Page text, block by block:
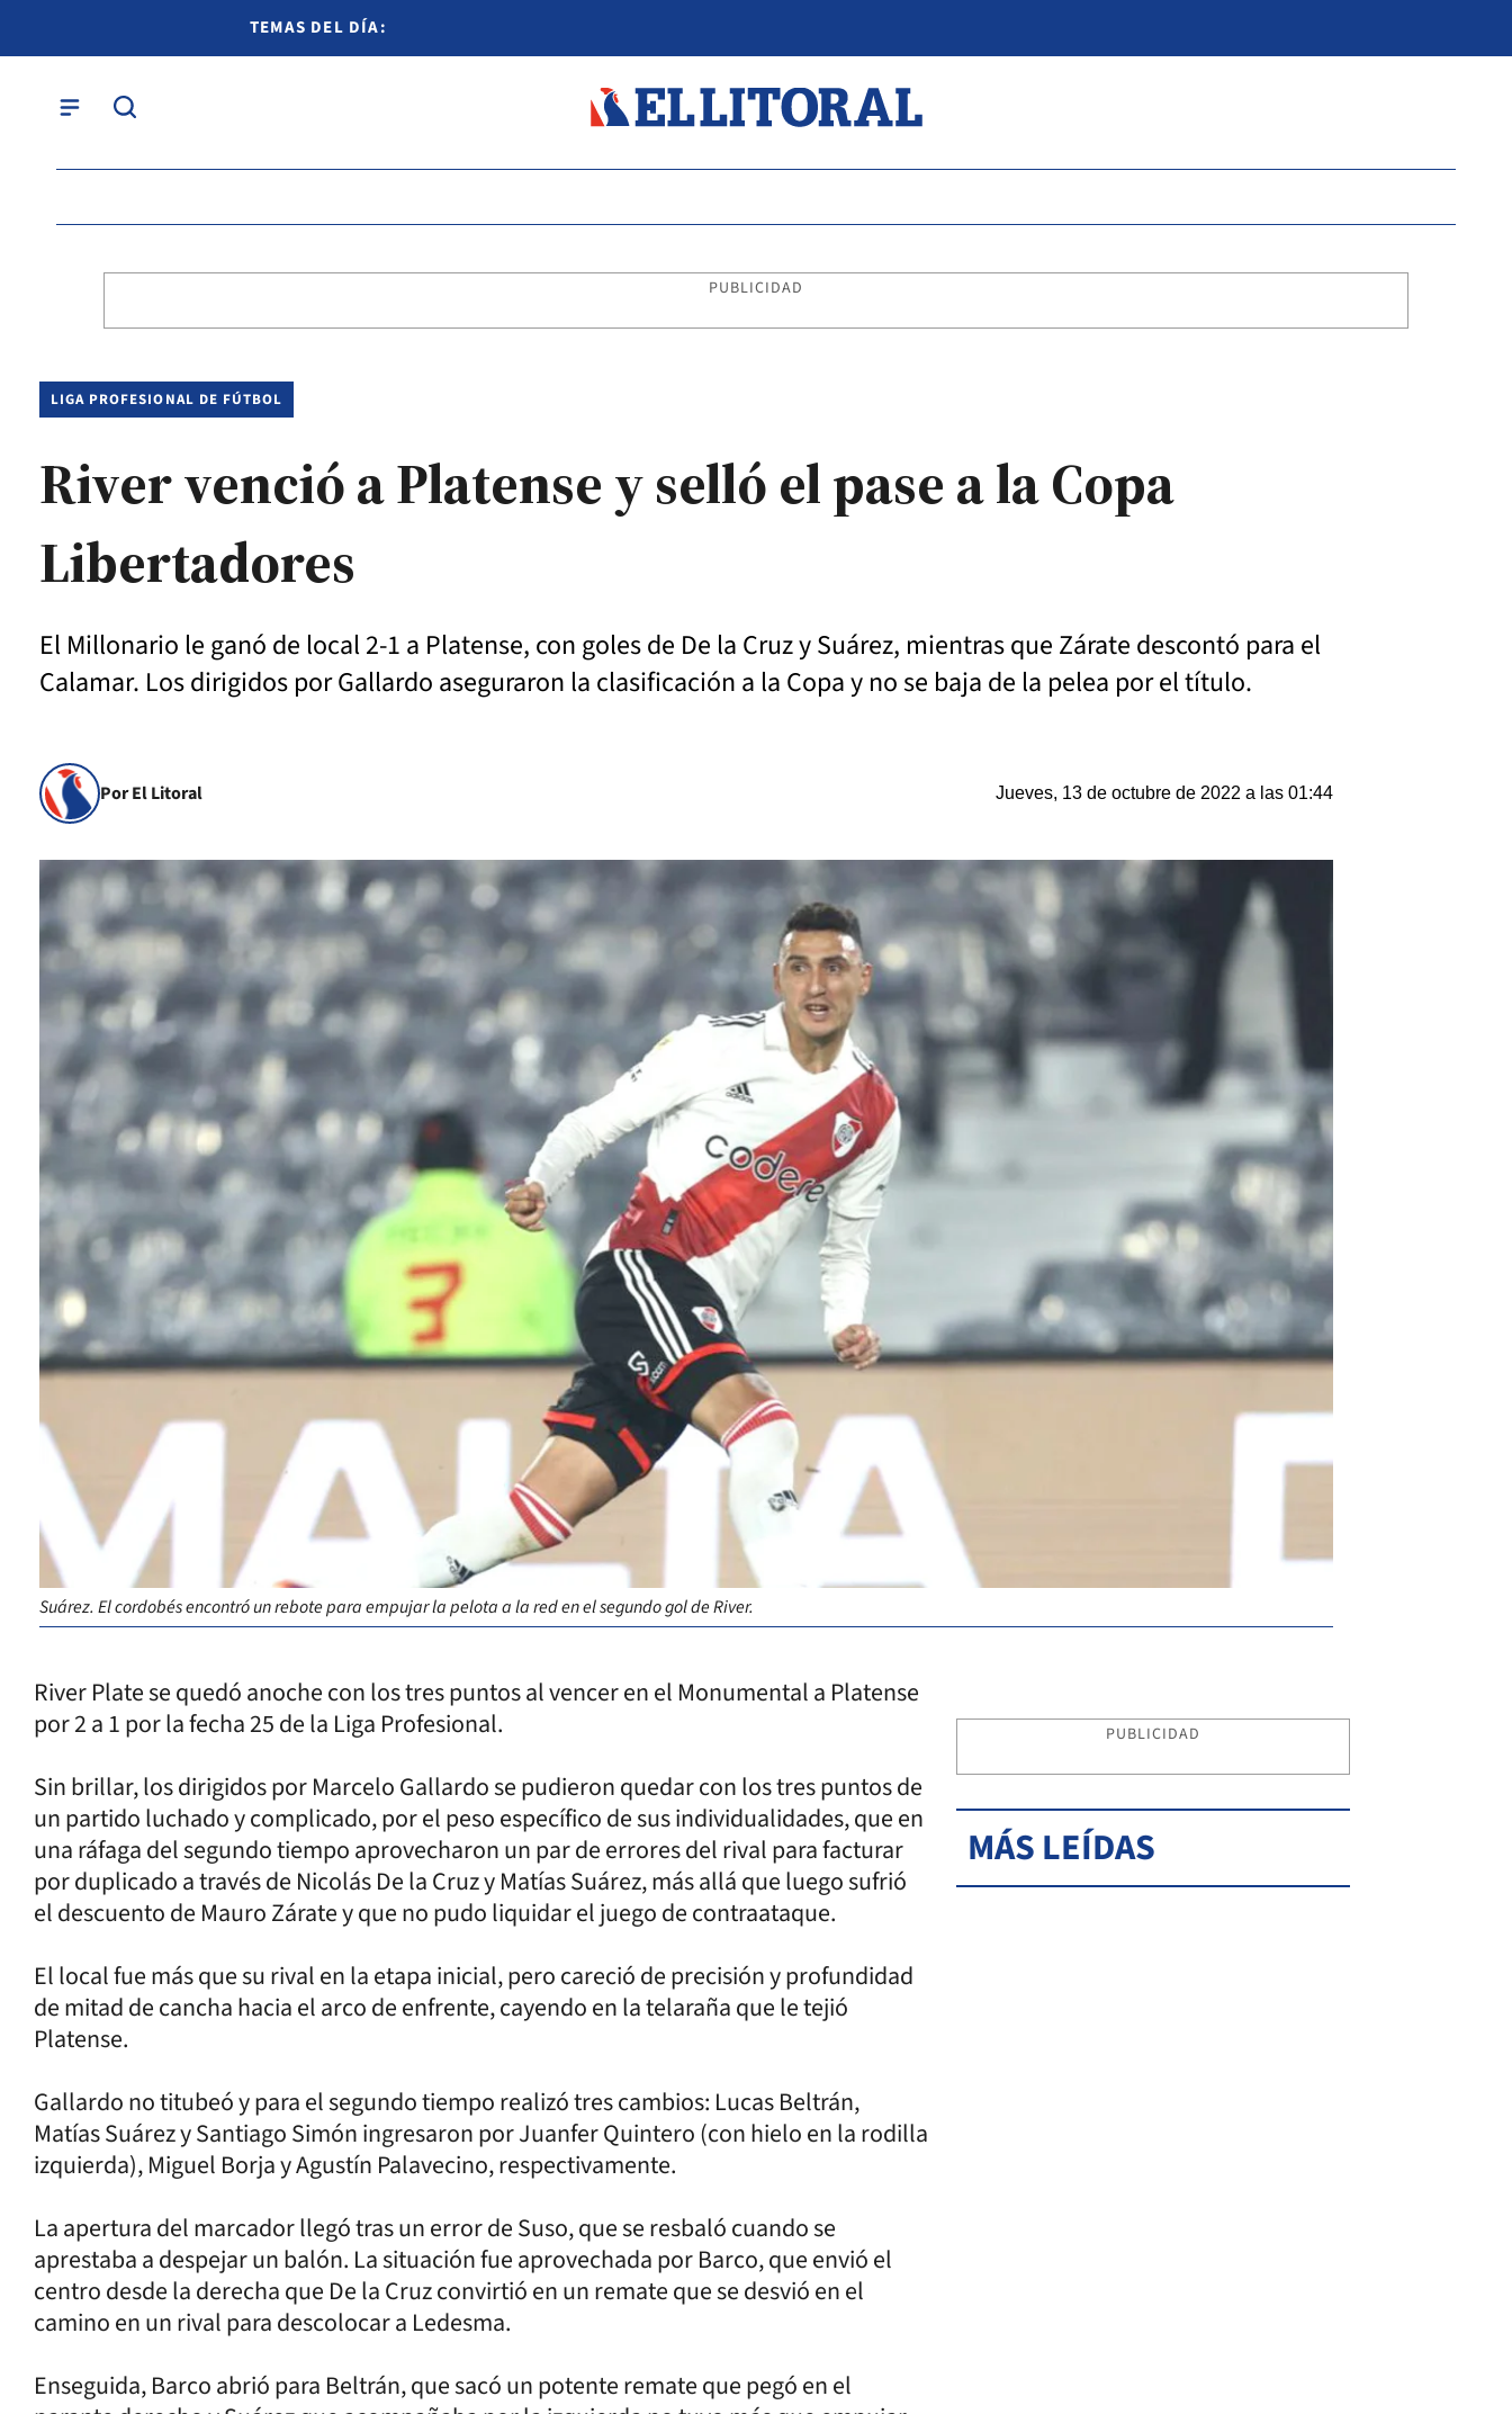
TEMAS DEL DÍA:
PUBLICIDAD
LIGA PROFESIONAL DE FÚTBOL
River venció a Platense y selló el pase a la Copa
Libertadores
El Millonario le ganó de local 2-1 a Platense, con goles de De la Cruz y Suárez, mientras que Zárate descontó para el
Calamar. Los dirigidos por Gallardo aseguraron la clasificación a la Copa y no se baja de la pelea por el título.
Por El Litoral Jueves, 13 de octubre de 2022 a las 01:44
Suárez. El cordobés encontró un rebote para empujar la pelota a la red en el segundo gol de River.
River Plate se quedó anoche con los tres puntos al vencer en el Monumental a Platense
por 2 a 1 por la fecha 25 de la Liga Profesional.
Sin brillar, los dirigidos por Marcelo Gallardo se pudieron quedar con los tres puntos de
un partido luchado y complicado, por el peso específico de sus individualidades, que en
una ráfaga del segundo tiempo aprovecharon un par de errores del rival para facturar
por duplicado a través de Nicolás De la Cruz y Matías Suárez, más allá que luego sufrió
el descuento de Mauro Zárate y que no pudo liquidar el juego de contraataque.
El local fue más que su rival en la etapa inicial, pero careció de precisión y profundidad
de mitad de cancha hacia el arco de enfrente, cayendo en la telaraña que le tejió
Platense.
Gallardo no titubeó y para el segundo tiempo realizó tres cambios: Lucas Beltrán,
Matías Suárez y Santiago Simón ingresaron por Juanfer Quintero (con hielo en la rodilla
izquierda), Miguel Borja y Agustín Palavecino, respectivamente.
La apertura del marcador llegó tras un error de Suso, que se resbaló cuando se
aprestaba a despejar un balón. La situación fue aprovechada por Barco, que envió el
centro desde la derecha que De la Cruz convirtió en un remate que se desvió en el
camino en un rival para descolocar a Ledesma.
Enseguida, Barco abrió para Beltrán, que sacó un potente remate que pegó en el
PUBLICIDAD
MÁS LEÍDAS